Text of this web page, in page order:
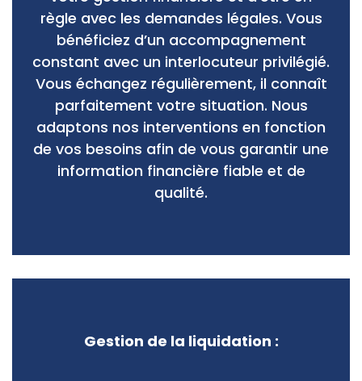
règle avec les demandes légales. Vous
bénéficiez d’un accompagnement
constant avec un interlocuteur privilégié.
Vous échangez régulièrement, il connaît
parfaitement votre situation. Nous
adaptons nos interventions en fonction
de vos besoins afin de vous garantir une
information financière fiable et de
qualité.
Gestion de la liquidation :